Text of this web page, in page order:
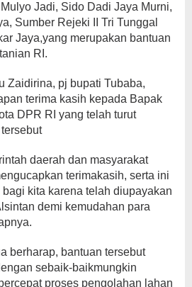
Jadi, Sido Dadi Jaya Murni,
Sumber Rejeki II Tri Tunggal
Jaya,yang merupakan bantuan
RI.
Zaidirina, pj bupati Tubaba,
terima kasih kepada Bapak
DPR RI yang telah turut
daerah dan masyarakat
terimakasih, serta ini
kita karena telah diupayakan
demi kemudahan para
berharap, bantuan tersebut
sebaik-baikmungkin
proses pengolahan lahan